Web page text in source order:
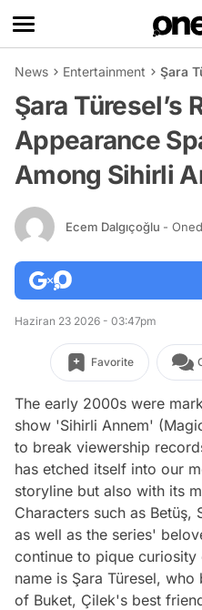
News Entertainment Şara
Şara Türesel’s
Appearance
Among Sihirli
Ecem Dalgıçoğlu -
Haziran 23 2026 - 03:47pm
Favorite
The early 2000s were
show 'Sihirli Annem'
to break viewership
has etched itself into our
storyline but also with its
Characters such as Betüş,
as well as the series'
continue to pique curiosity
name is Şara Türesel,
of Buket, Çilek's best